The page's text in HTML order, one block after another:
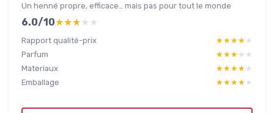
Un henné propre, efficace… mais pas pour tout le monde
6.0/10★★★★★
★★★★★
Rapport qualité-prix ★★★★★
★★★★★
Parfum
★★★★★
★★★★★
Materiaux
★★★★★
★★★★★
Emballage
★★★★★
★★★★★